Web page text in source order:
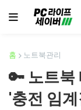
홈 노트북관리
🔑 노트북
'충전 임